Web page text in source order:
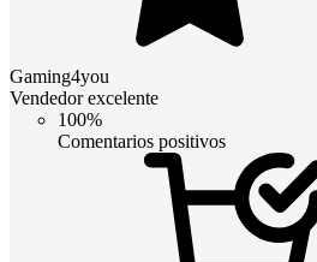
Gaming4you
Vendedor excelente
100%
Comentarios positivos